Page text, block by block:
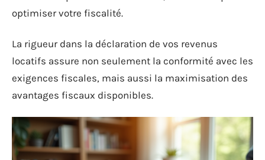
optimiser votre fiscalité.
La rigueur dans la déclaration de vos revenus
locatifs assure non seulement la conformité avec les
exigences fiscales, mais aussi la maximisation des
avantages fiscaux disponibles.